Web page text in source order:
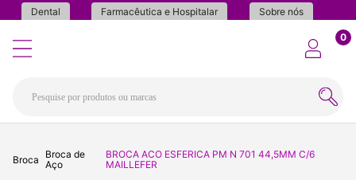
Dental Farmacêutica e Hospitalar Sobre nós
0
Broca
Broca de
Aço
BROCA ACO ESFERICA PM N 701 44,5MM C/6
MAILLEFER